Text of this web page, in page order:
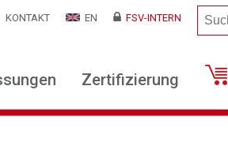
KONTAKT EN FSV-INTERN
Zertifizierung